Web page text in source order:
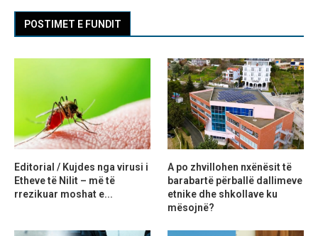
POSTIMET E FUNDIT
Editorial / Kujdes nga virusi i
Etheve të Nilit – më të
rrezikuar moshat e...
A po zhvillohen nxënësit të
barabartë përballë dallimeve
etnike dhe shkollave ku
mësojnë?